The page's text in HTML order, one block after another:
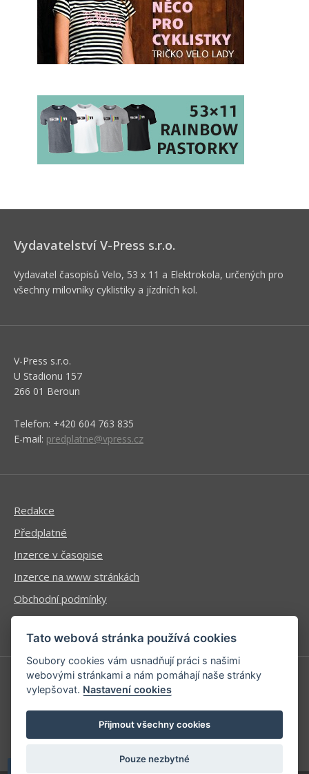
Vydavatelství V-Press s.r.o.
Vydavatel časopisů Velo, 53 x 11 a Elektrokola, určených pro
všechny milovníky cyklistiky a jízdních kol.
V-Press s.r.o.
U Stadionu 157
266 01 Beroun
Telefon: +420 604 763 835
E-mail: predplatne@vpress.cz
Redakce
Předplatné
Inzerce v časopise
Inzerce na www stránkách
Obchodní podmínky
Ochrana osobních údajů
Příhlášení | Registrace
Kontaktní informace
Mapa stránek
Tato webová stránka používá cookies
Soubory cookies vám usnadňují práci s našimi
webovými stránkami a nám pomáhají naše stránky
vylepšovat. Nastavení cookies
Přijmout všechny cookies
Pouze nezbytné